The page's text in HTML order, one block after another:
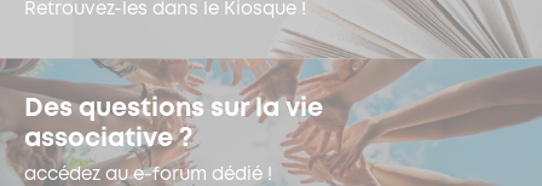
Retrouvez-les dans le Kiosque !
Des questions sur la vie
associative ?
accédez au e-forum dédié !